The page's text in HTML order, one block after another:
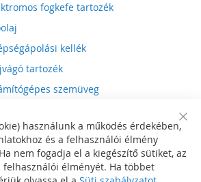
fogkefe tartozék
kellék
tartozék
szemüveg
kiegészítő
BluRay lejátszó
Bar
használunk a működés érdekében,
és a felhasználói élmény
nem fogadja el a kiegészítő sütiket, az
felhasználói élményét. Ha többet